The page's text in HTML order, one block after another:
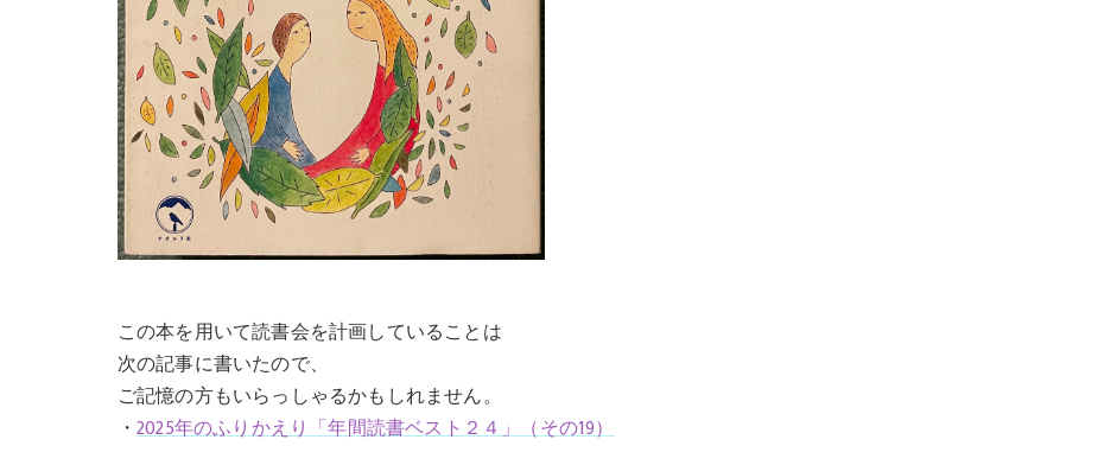
この本を用いて読書会を計画していることは
次の記事に書いたので、
ご記憶の方もいらっしゃるかもしれません。
・2025年のふりかえり「年間読書ベスト２４」（その19）